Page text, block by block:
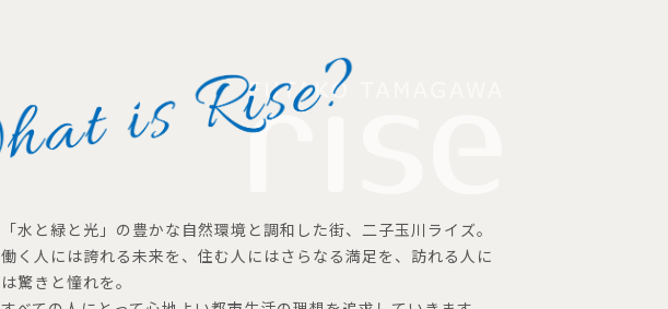
「水と緑と光」の豊かな自然環境と調和した街、二子玉川ライズ。
働く人には誇れる未来を、住む人にはさらなる満足を、訪れる人に
は驚きと憧れを。